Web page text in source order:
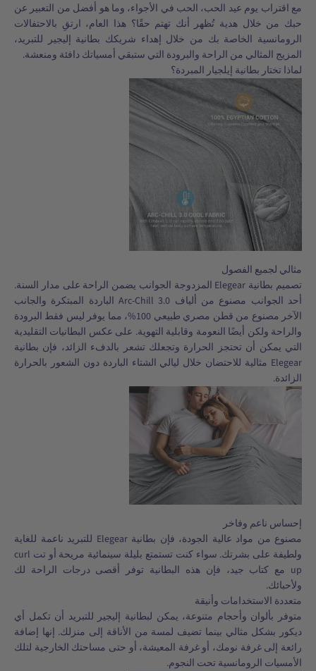
مع اقتراب يوم عيد الحب، الحب في الأجواء، وما هو أفضل من التعبير عن
حبك من خلال هدية تُظهر أنك تهتم حقًا؟ هذا العام، ارتقِ بالاحتفالات
الرومانسية الخاصة بك من خلال إهداء شريكك بطانية إليجير للتبريد،
المزيج المثالي من الراحة والبرودة التي ستبقي أمسياتك دافئة ومنعشة.
لماذا تختار بطانية إيلجيار المبردة؟
مثالي لجميع الفصول
تصميم بطانية Elegear المزدوجة الجوانب يضمن الراحة على مدار السنة.
أحد الجوانب مصنوع من ألياف Arc-Chill 3.0 الباردة المبتكرة والجانب
الآخر مصنوع من قطن مصري طبيعي 100%، مما يوفر ليس فقط البرودة
والراحة ولكن أيضًا النعومة وقابلية التهوية. على عكس البطانيات التقليدية
التي يمكن أن تحتجز الحرارة وتجعلك تشعر بالدفء الزائد، فإن بطانية
Elegear مثالية للاحتضان خلال ليالي الشتاء الباردة دون الشعور بالحرارة
الزائدة.
إحساس ناعم وفاخر
مصنوع من مواد عالية الجودة، فإن بطانية Elegear للتبريد ناعمة للغاية
ولطيفة على بشرتك. سواء كنت تستمتع بليلة سينمائية مريحة أو تت curl
up مع كتاب جيد، فإن هذه البطانية توفر أقصى درجات الراحة لك
ولأحبائك.
متعددة الاستخدامات وأنيقة
متوفر بألوان وأحجام متنوعة، يمكن لبطانية إليجير للتبريد أن تكمل أي
ديكور بشكل مثالي بينما تضيف لمسة من الأناقة إلى منزلك. إنها إضافة
رائعة إلى غرفة نومك، أو غرفة المعيشة، أو حتى مساحتك الخارجية لتلك
الأمسيات الرومانسية تحت النجوم.